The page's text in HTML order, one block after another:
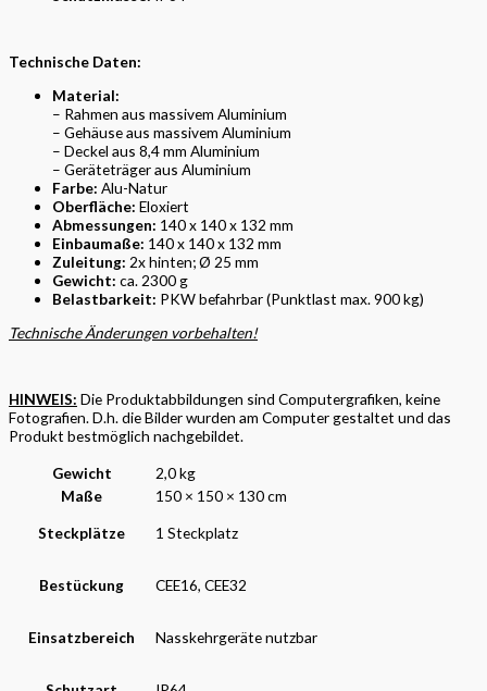
Technische Daten:
Material:
– Rahmen aus massivem Aluminium
– Gehäuse aus massivem Aluminium
– Deckel aus 8,4 mm Aluminium
– Geräteträger aus Aluminium
Farbe: Alu-Natur
Oberfläche: Eloxiert
Abmessungen: 140 x 140 x 132 mm
Einbaumaße: 140 x 140 x 132 mm
Zuleitung: 2x hinten; Ø 25 mm
Gewicht: ca. 2300 g
Belastbarkeit: PKW befahrbar (Punktlast max. 900 kg)
Technische Änderungen vorbehalten!
HINWEIS: Die Produktabbildungen sind Computergrafiken, keine
Fotografien. D.h. die Bilder wurden am Computer gestaltet und das
Produkt bestmöglich nachgebildet.
Gewicht
2,0 kg
Maße
150 × 150 × 130 cm
Steckplätze
1 Steckplatz
Bestückung CEE16, CEE32
Einsatzbereich Nasskehrgeräte nutzbar